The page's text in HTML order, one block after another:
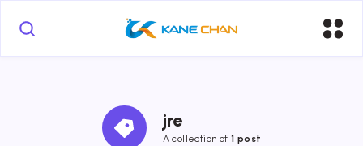
jre
A collection of 1 post